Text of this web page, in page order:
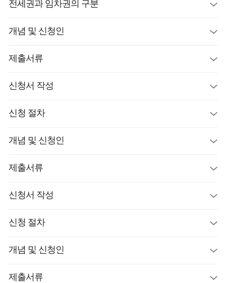
전세권과 임차권의 구분
개념 및 신청인
제출서류
신청서 작성
신청 절차
개념 및 신청인
제출서류
신청서 작성
신청 절차
개념 및 신청인
제출서류